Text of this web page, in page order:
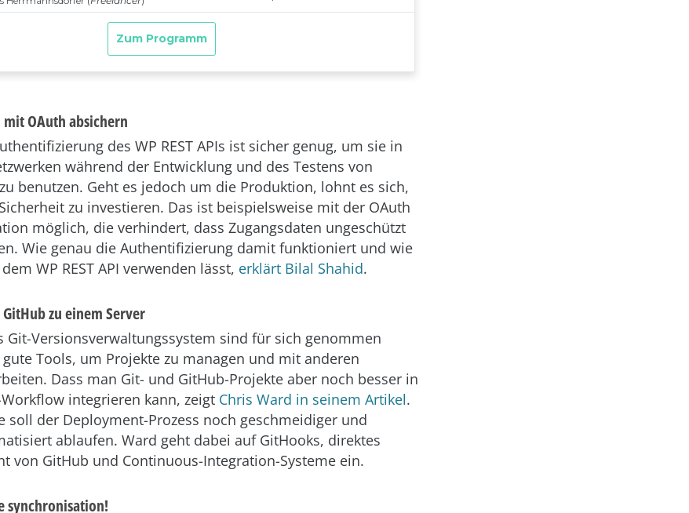
mit OAuth absichern
des WP REST APIs ist sicher genug, um sie in
während der Entwicklung und des Testens von
benutzen. Geht es jedoch um die Produktion, lohnt es sich,
zu investieren. Das ist beispielsweise mit der OAuth
möglich, die verhindert, dass Zugangsdaten ungeschützt
Wie genau die Authentifizierung damit funktioniert und wie
WP REST API verwenden lässt, erklärt Bilal Shahid.
zu einem Server
Git-Versionsverwaltungssystem sind für sich genommen
Tools, um Projekte zu managen und mit anderen
Dass man Git- und GitHub-Projekte aber noch besser in
integrieren kann, zeigt Chris Ward in seinem Artikel.
soll der Deployment-Prozess noch geschmeidiger und
ablaufen. Ward geht dabei auf GitHooks, direktes
von GitHub und Continuous-Integration-Systeme ein.
synchronisation!